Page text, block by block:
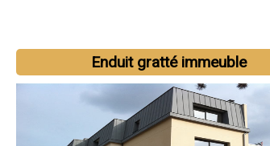
Enduit gratté immeuble